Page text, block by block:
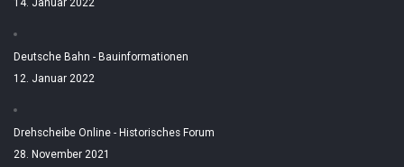
14. Januar 2022
Deutsche Bahn - Bauinformationen
12. Januar 2022
Drehscheibe Online - Historisches Forum
28. November 2021